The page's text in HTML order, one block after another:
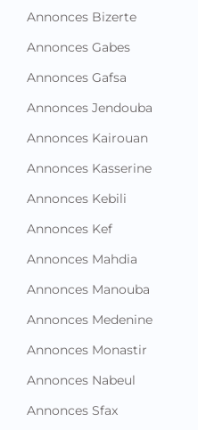
Annonces Bizerte
Annonces Gabes
Annonces Gafsa
Annonces Jendouba
Annonces Kairouan
Annonces Kasserine
Annonces Kebili
Annonces Kef
Annonces Mahdia
Annonces Manouba
Annonces Medenine
Annonces Monastir
Annonces Nabeul
Annonces Sfax